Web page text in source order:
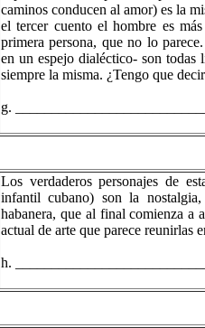
caminos conducen al amor) es la
el tercer cuento el hombre es
primera persona, que no lo
en un espejo dialéctico- son
siempre la misma. ¿Tengo que
g.
Los verdaderos personajes de
infantil cubano) son la
habanera, que al final comienza a
actual de arte que parece reunirlas
h.